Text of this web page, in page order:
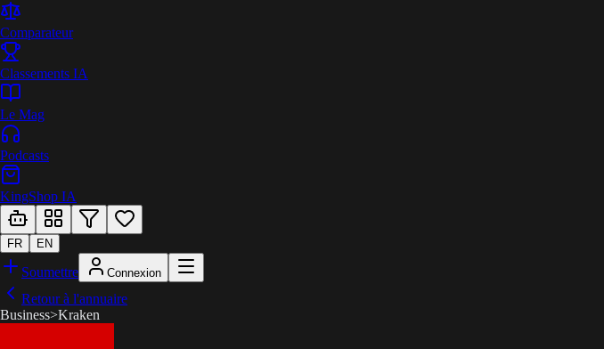
Comparateur
Classements IA
Le Mag
Podcasts
KingShop IA
FR EN
Soumettre Connexion
Retour à l'annuaire
Business>Kraken